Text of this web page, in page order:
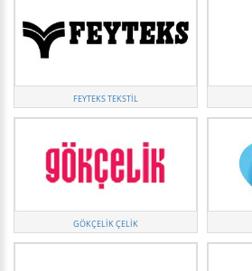
FEYTEKS TEKSTIL
GÖKÇELİK ÇELİK